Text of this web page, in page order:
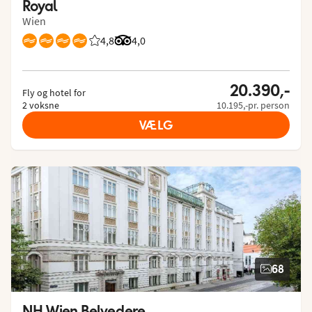
Royal
Wien
4,8
Bedømmelse fra Spies gæster: 4.8/5
4,0
Bedømmelse fra Tripadvisor: 4 of 5
Fly og hotel for
2 voksne
20.390,-
10.195,-pr. person
VÆLG
68